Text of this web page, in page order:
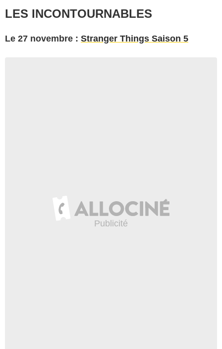
LES INCONTOURNABLES
Le 27 novembre : Stranger Things Saison 5